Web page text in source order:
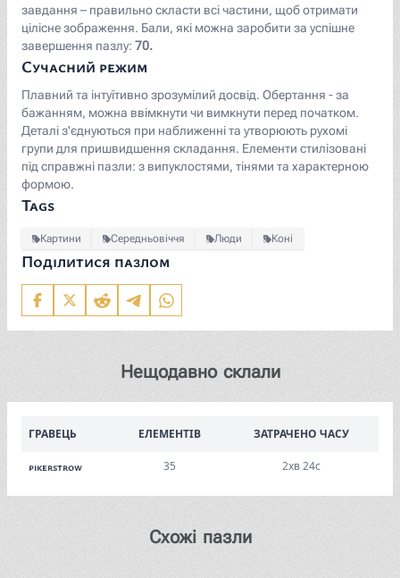
завдання – правильно скласти всі частини, щоб отримати
цілісне зображення. Бали, які можна заробити за успішне
завершення пазлу: 70.
Сучасний режим
Плавний та інтуїтивно зрозумілий досвід. Обертання - за
бажанням, можна ввімкнути чи вимкнути перед початком.
Деталі з'єднуються при наближенні та утворюють рухомі
групи для пришвидшення складання. Елементи стилізовані
під справжні пазли: з випуклостями, тінями та характерною
формою.
Tags
Картини Середньовіччя Люди Коні
Поділитися пазлом
Нещодавно склали
ГРАВЕЦЬ ЕЛЕМЕНТІВ ЗАТРАЧЕНО ЧАСУ
pikerstrow 35 2хв 24с
Схожі пазли